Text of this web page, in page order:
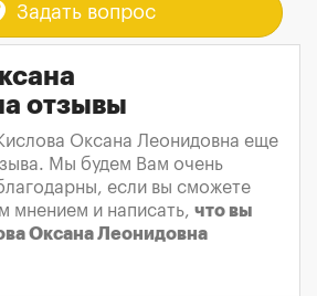
Задать вопрос
отзывы
Оксана Леонидовна еще
Мы будем Вам очень
если вы сможете
мнением и написать, что вы
Оксана Леонидовна